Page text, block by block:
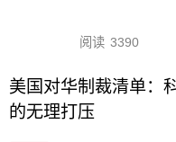
阅读 3390
美国对华制裁清单：
的无理打压